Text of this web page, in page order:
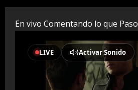
En vivo Comentando lo que Paso